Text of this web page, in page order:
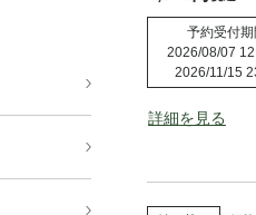
予約受付期
2026/08/07
2026/11/15
詳細を見る